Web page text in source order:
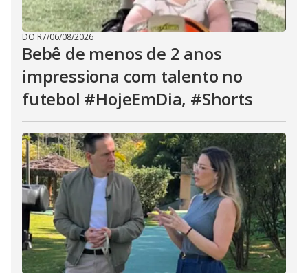
DO R7/06/08/2026
Bebê de menos de 2 anos
impressiona com talento no
futebol #HojeEmDia, #Shorts